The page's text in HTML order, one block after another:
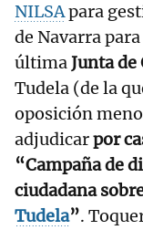
NILSApara
de Navarra
últimaJunta
Tudela (de la
oposición
adjudicarpor
“Campaña de
ciudadana
Tudela”.